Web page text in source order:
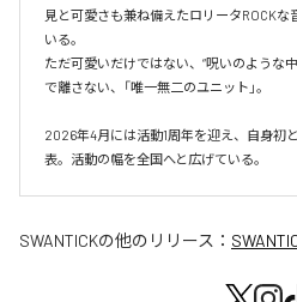
見と可愛さも兼ね備えたロリータROCK
いる。
ただ可愛いだけではない、“呪いのような
で離さない、「唯一無二のユニット」。
2026年4月には活動1周年を迎え、自身初
表。活動の幅を全国へと広げている。
SWANTICKの他のリリース：